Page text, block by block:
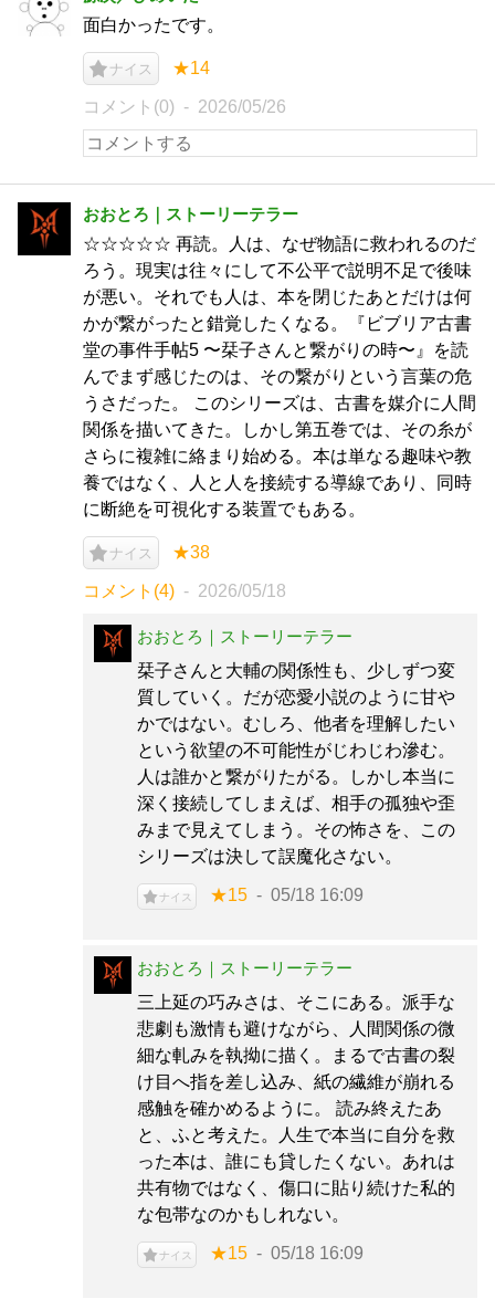
面白かったです。
ナイス ★14
コメント(0) 2026/05/26
おおとろ｜ストーリーテラー
☆☆☆☆☆ 再読。人は、なぜ物語に救われるのだ
ろう。現実は往々にして不公平で説明不足で後味
が悪い。それでも人は、本を閉じたあとだけは何
かが繋がったと錯覚したくなる。『ビブリア古書
堂の事件手帖5 〜栞子さんと繋がりの時〜』を読
んでまず感じたのは、その繋がりという言葉の危
うさだった。 このシリーズは、古書を媒介に人間
関係を描いてきた。しかし第五巻では、その糸が
さらに複雑に絡まり始める。本は単なる趣味や教
養ではなく、人と人を接続する導線であり、同時
に断絶を可視化する装置でもある。
ナイス ★38
コメント(4) 2026/05/18
おおとろ｜ストーリーテラー
栞子さんと大輔の関係性も、少しずつ変
質していく。だが恋愛小説のように甘や
かではない。むしろ、他者を理解したい
という欲望の不可能性がじわじわ滲む。
人は誰かと繋がりたがる。しかし本当に
深く接続してしまえば、相手の孤独や歪
みまで見えてしまう。その怖さを、この
シリーズは決して誤魔化さない。
ナイス ★15 05/18 16:09
おおとろ｜ストーリーテラー
三上延の巧みさは、そこにある。派手な
悲劇も激情も避けながら、人間関係の微
細な軋みを執拗に描く。まるで古書の裂
け目へ指を差し込み、紙の繊維が崩れる
感触を確かめるように。 読み終えたあ
と、ふと考えた。人生で本当に自分を救
った本は、誰にも貸したくない。あれは
共有物ではなく、傷口に貼り続けた私的
な包帯なのかもしれない。
ナイス ★15 05/18 16:09